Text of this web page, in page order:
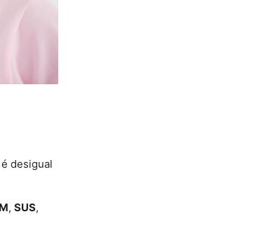
desigual
, SUS,